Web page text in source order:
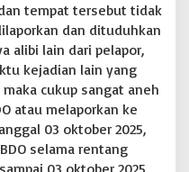
tempat tersebut tidak
dan dituduhkan
alibi lain dari pelapor,
kejadian lain yang
cukup sangat aneh
atau melaporkan ke
03 oktober 2025,
selama rentang